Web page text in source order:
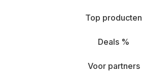
Top producten
Deals %
Voor partners